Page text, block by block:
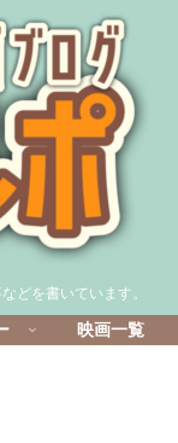
どを書いています。
映画一覧